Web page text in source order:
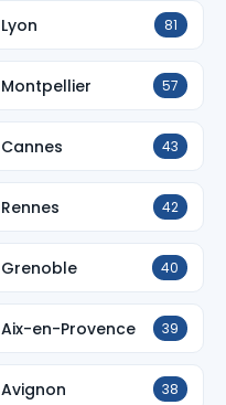
Lyon 81
Montpellier 57
Cannes 43
Rennes 42
Grenoble 40
Aix-en-Provence 39
Avignon 38